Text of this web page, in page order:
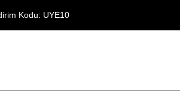
Kodu: UYE10